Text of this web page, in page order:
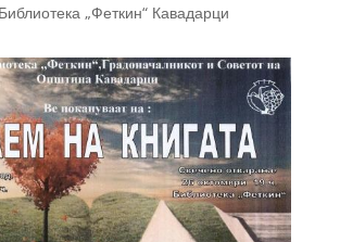
„Феткин“ Кавадарци